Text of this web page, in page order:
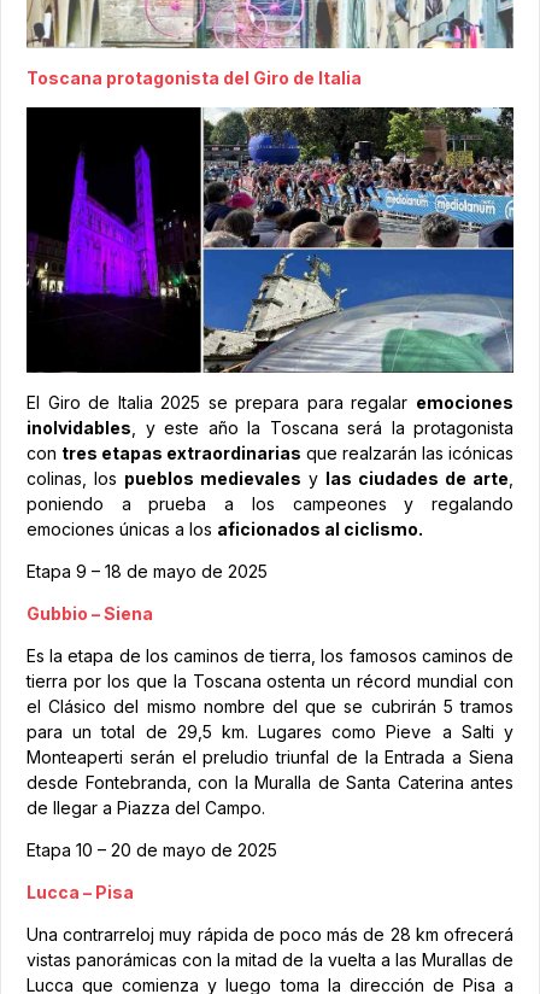
Toscana protagonista del Giro de Italia
El Giro de Italia 2025 se prepara para regalar emociones
inolvidables , y este año la Toscana será la protagonista
con tres etapas extraordinarias que realzarán las icónicas
colinas, los pueblos medievales y las ciudades de arte
poniendo a prueba a los campeones y regalando
emociones únicas a los aficionados al ciclismo.
Etapa 9 – 18 de mayo de 2025
Gubbio – Siena
Es la etapa de los caminos de tierra, los famosos caminos de
tierra por los que la Toscana ostenta un récord mundial con
el Clásico del mismo nombre del que se cubrirán 5 tramos
para un total de 29,5 km. Lugares como Pieve a Salti y
Monteaperti serán el preludio triunfal de la Entrada a Siena
desde Fontebranda, con la Muralla de Santa Caterina antes
de llegar a Piazza del Campo.
Etapa 10 – 20 de mayo de 2025
Lucca – Pisa
Una contrarreloj muy rápida de poco más de 28 km ofrecerá
vistas panorámicas con la mitad de la vuelta a las Murallas de
Lucca que comienza y luego toma la dirección de Pisa a